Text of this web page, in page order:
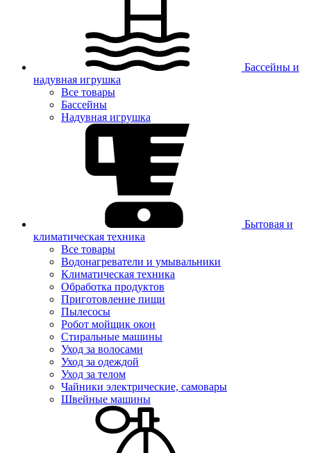
Бассейны и
надувная игрушка
Все товары
Бассейны
Надувная игрушка
Бытовая и
климатическая техника
Все товары
Водонагреватели и умывальники
Климатическая техника
Обработка продуктов
Приготовление пищи
Пылесосы
Робот мойщик окон
Стиральные машины
Уход за волосами
Уход за одеждой
Уход за телом
Чайники электрические, самовары
Швейные машины